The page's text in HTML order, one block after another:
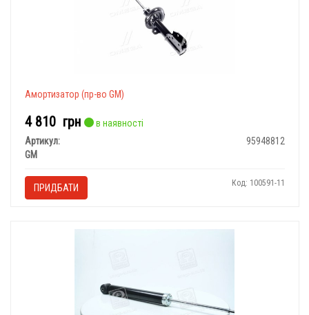
Амортизатор (пр-во GM)
4 810 грн
в наявності
Артикул:
95948812
GM
ПРИДБАТИ Код: 100591-11